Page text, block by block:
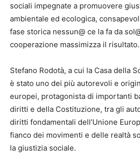
sociali impegnate a promuovere
ambientale ed ecologica,
fase storica nessun@ ce la fa da
cooperazione massimizza il risultato.
Stefano Rodotà, a cui la Casa della
è stato uno dei più autorevoli e
europei, protagonista di importanti
diritti e della Costituzione, tra gli
diritti fondamentali dell’Unione
fianco dei movimenti e delle realtà
la giustizia sociale.